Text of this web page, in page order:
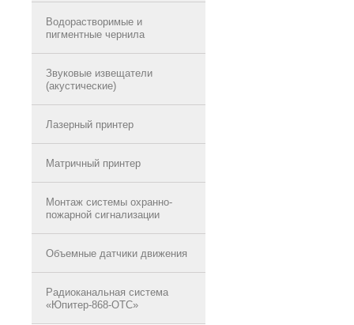
Водорастворимые и
пигментные чернила
Звуковые извещатели
(акустические)
Лазерный принтер
Матричный принтер
Монтаж системы охранно-
пожарной сигнализации
Объемные датчики движения
Радиоканальная система
«Юпитер-868-ОТС»